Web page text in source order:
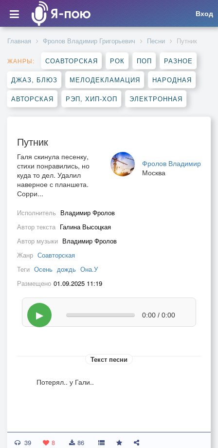
Вход
Главная Фролов Владимир Григорьевич Песни Путник
ЖАНРЫ: СОАВТОРСКАЯ РОК ПОП РАЗНОЕ
ДЖАЗ, БЛЮЗ МЕЛОДЕКЛАМАЦИЯ НАРОДНАЯ
АВТОРСКАЯ РЭП, ХИП-ХОП ЭЛЕКТРОННАЯ
Путник
Фролов Владимир
Москва
Галя скинула песенку,
стихи понравились, но
куда то дел. Удалил
наверное с планшета.
Сорри...
Исполнитель Владимир Фролов
Автор текста Галина Высоцкая
Автор музыки Владимир Фролов
Жанр Соавторская
Теги Осень дождь Она.У
Размещено 01.09.2025 11:19
▶ 0:00 / 0:00
Текст песни
Потерял.. у Гали..
39 8 86